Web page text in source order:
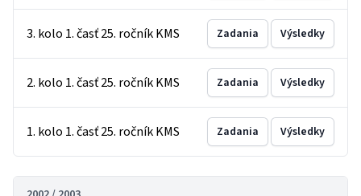
3. kolo 1. časť 25. ročník KMS Zadania Výsledky
2. kolo 1. časť 25. ročník KMS Zadania Výsledky
1. kolo 1. časť 25. ročník KMS Zadania Výsledky